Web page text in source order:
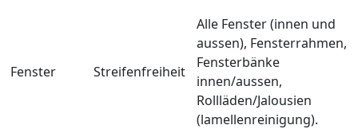
Fenster Streifenfreiheit
Alle Fenster (innen und
aussen), Fensterrahmen,
Fensterbänke
innen/aussen,
Rollläden/Jalousien
(lamellenreinigung).